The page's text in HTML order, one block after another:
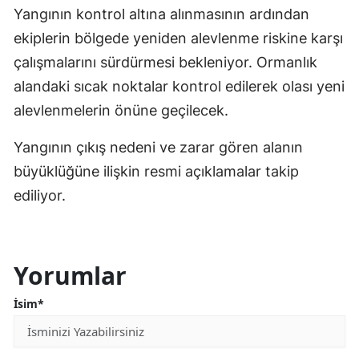
Yangının kontrol altına alınmasının ardından
ekiplerin bölgede yeniden alevlenme riskine karşı
çalışmalarını sürdürmesi bekleniyor. Ormanlık
alandaki sıcak noktalar kontrol edilerek olası yeni
alevlenmelerin önüne geçilecek.
Yangının çıkış nedeni ve zarar gören alanın
büyüklüğüne ilişkin resmi açıklamalar takip
ediliyor.
Yorumlar
İsim*